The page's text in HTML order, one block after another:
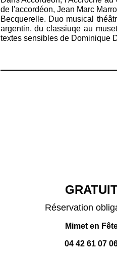
de l'accordéon, Jean Marc
Becquerelle. Duo musical
argentin, du classiuqe au
textes sensibles de Dominique
Réservation
Mimet en
04 42 61 07